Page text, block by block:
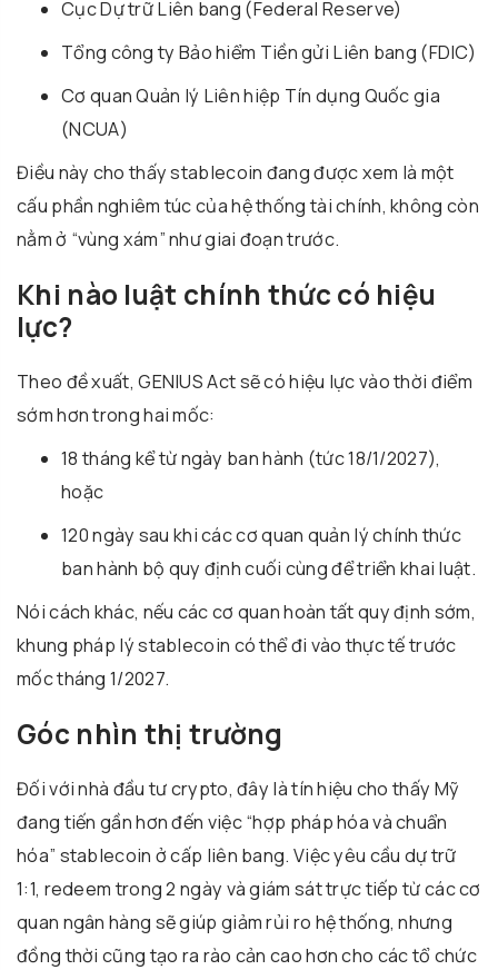
Cục Dự trữ Liên bang (Federal Reserve)
Tổng công ty Bảo hiểm Tiền gửi Liên bang (FDIC)
Cơ quan Quản lý Liên hiệp Tín dụng Quốc gia
(NCUA)
Điều này cho thấy stablecoin đang được xem là một
cấu phần nghiêm túc của hệ thống tài chính, không còn
nằm ở “vùng xám” như giai đoạn trước.
Khi nào luật chính thức có hiệu
lực?
Theo đề xuất, GENIUS Act sẽ có hiệu lực vào thời điểm
sớm hơn trong hai mốc:
18 tháng kể từ ngày ban hành (tức 18/1/2027),
hoặc
120 ngày sau khi các cơ quan quản lý chính thức
ban hành bộ quy định cuối cùng để triển khai luật.
Nói cách khác, nếu các cơ quan hoàn tất quy định sớm,
khung pháp lý stablecoin có thể đi vào thực tế trước
mốc tháng 1/2027.
Góc nhìn thị trường
Đối với nhà đầu tư crypto, đây là tín hiệu cho thấy Mỹ
đang tiến gần hơn đến việc “hợp pháp hóa và chuẩn
hóa” stablecoin ở cấp liên bang. Việc yêu cầu dự trữ
1:1, redeem trong 2 ngày và giám sát trực tiếp từ các cơ
quan ngân hàng sẽ giúp giảm rủi ro hệ thống, nhưng
đồng thời cũng tạo ra rào cản cao hơn cho các tổ chức